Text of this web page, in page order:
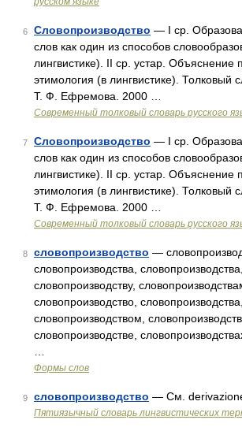
6 Словопроизводство — I ср.
слов как один из способов
лингвистике). II ср. устар. Объяснение
этимология (в лингвистике). Толковый
Т. Ф. Ефремова. 2000 …
Современный толковый словарь русского
7 Словопроизводство — I ср.
слов как один из способов
лингвистике). II ср. устар. Объяснение
этимология (в лингвистике). Толковый
Т. Ф. Ефремова. 2000 …
Современный толковый словарь русского
8 словопроизводство —
словопроизводства,
словопроизводству,
словопроизводство, словопроизводства,
словопроизводством,
словопроизводстве,
Формы слов
9 словопроизводство — См.
Пятиязычный словарь лингвистических